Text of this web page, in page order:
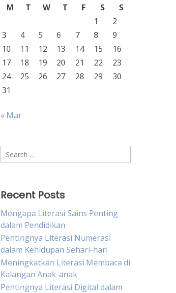
M
T W T F S
S
1
2
3
4 5 6 7 8
9
10
11 12 13 14 15
16
17
18 19 20 21 22
23
24
25 26 27 28 29
30
31
« Mar
Search
for:
Recent Posts
Mengapa Literasi Sains Penting
dalam Pendidikan
Pentingnya Literasi Numerasi
dalam Kehidupan Sehari-hari
Meningkatkan Literasi Membaca di
Kalangan Anak-anak
Pentingnya Literasi Digital dalam